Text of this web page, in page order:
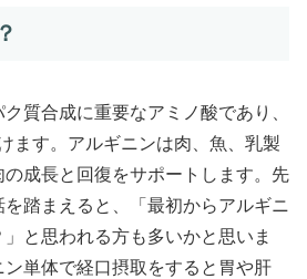
質合成に重要なアミノ酸であり、
ます。アルギニンは肉、魚、乳製
成長と回復をサポートします​​。先
踏まえると、「最初からアルギニ
と思われる方も多いかと思いま
単体で経口摂取をすると胃や肝